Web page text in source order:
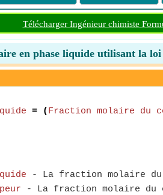
Télécharger Ingénieur chimiste
en phase liquide utilisant la
= ( Fraction molaire du
- La fraction molaire du
- La fraction molaire du